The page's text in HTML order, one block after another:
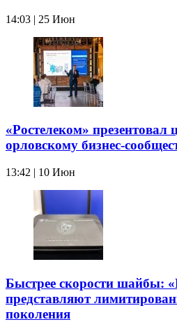
14:03 | 25 Июн
«Ростелеком»
орловскому бизнес-
13:42 | 10 Июн
Быстрее скорости шайбы:
представляют
поколения